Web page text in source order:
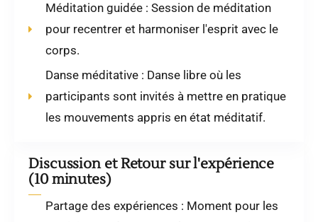
Méditation guidée : Session de méditation
pour recentrer et harmoniser l'esprit avec le
corps.
Danse méditative : Danse libre où les
participants sont invités à mettre en pratique
les mouvements appris en état méditatif.
Discussion et Retour sur l'expérience
(10 minutes)
Partage des expériences : Moment pour les